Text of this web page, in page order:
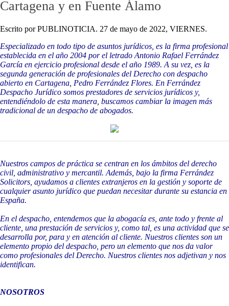
Cartagena y en Fuente Álamo
Escrito por PUBLINOTICIA. 27 de mayo de 2022, VIERNES.
Especializado en todo tipo de asuntos jurídicos, es la firma profesional
establecida en el año 2004 por el letrado Antonio Rafael Ferrández
García en ejercicio profesional desde el año 1989. A su vez, es la
segunda generación de profesionales del Derecho con despacho
abierto en Cartagena, Pedro Ferrández Flores. En Ferrández
Despacho Jurídico somos prestadores de servicios jurídicos y,
entendiéndolo de esta manera, buscamos cambiar la imagen más
tradicional de un despacho de abogados.
Nuestros campos de práctica se centran en los ámbitos del derecho
civil, administrativo y mercantil. Además, bajo la firma Ferrández
Solicitors, ayudamos a clientes extranjeros en la gestión y soporte de
cualquier asunto jurídico que puedan necesitar durante su estancia en
España.
En el despacho, entendemos que la abogacía es, ante todo y frente al
cliente, una prestación de servicios y, como tal, es una actividad que se
desarrolla por, para y en atención al cliente. Nuestros clientes son un
elemento propio del despacho, pero un elemento que nos da valor
como profesionales del Derecho. Nuestros clientes nos adjetivan y nos
identifican.
NOSOTROS